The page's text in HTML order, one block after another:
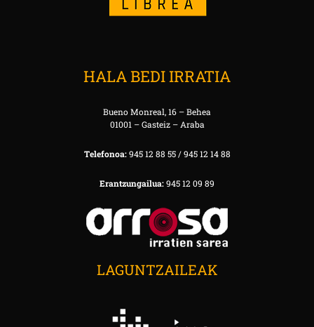
HALA BEDI IRRATIA
Bueno Monreal, 16 – Behea
01001 – Gasteiz – Araba
Telefonoa:945 12 88 55 / 945 12 14 88
Erantzungailua:945 12 09 89
LAGUNTZAILEAK